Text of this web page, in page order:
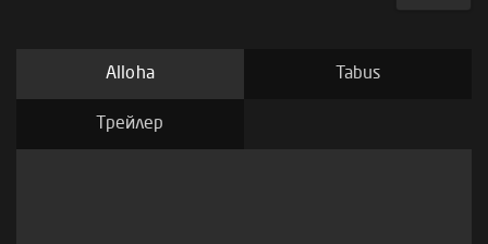
Alloha Tabus
Трейлер